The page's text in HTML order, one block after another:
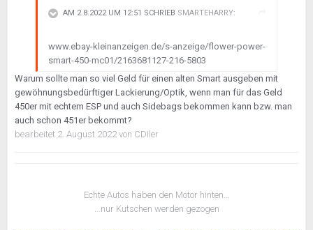
AM 2.8.2022 UM 12:51 SCHRIEB SMARTEHARRY:
www.ebay-kleinanzeigen.de/s-anzeige/flower-power-
smart-450-mc01/2163681127-216-5803
Warum sollte man so viel Geld für einen alten Smart ausgeben mit
gewöhnungsbedürftiger Lackierung/Optik, wenn man für das Geld
450er mit echtem ESP und auch Sidebags bekommen kann bzw. man
auch schon 451er bekommt?
bearbeitet 2. August 2022von CDIler
Echte Autos haben den Motor hinten...
...nur Kutschen werden gezogen